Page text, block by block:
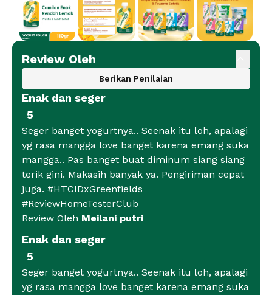
Review Oleh
Berikan Penilaian
Enak dan seger
5
Seger banget yogurtnya.. Seenak itu loh, apalagi
yg rasa mangga love banget karena emang suka
mangga.. Pas banget buat diminum siang siang
terik gini. Makasih banyak ya. Pengiriman cepat
juga. #HTCIDxGreenfields
#ReviewHomeTesterClub
Review Oleh Meilani putri
Enak dan seger
5
Seger banget yogurtnya.. Seenak itu loh, apalagi
yg rasa mangga love banget karena emang suka